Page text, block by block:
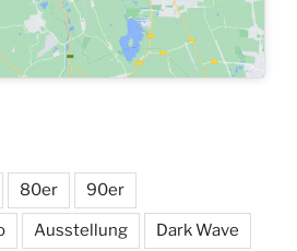
80er 90er
Ausstellung Dark Wave